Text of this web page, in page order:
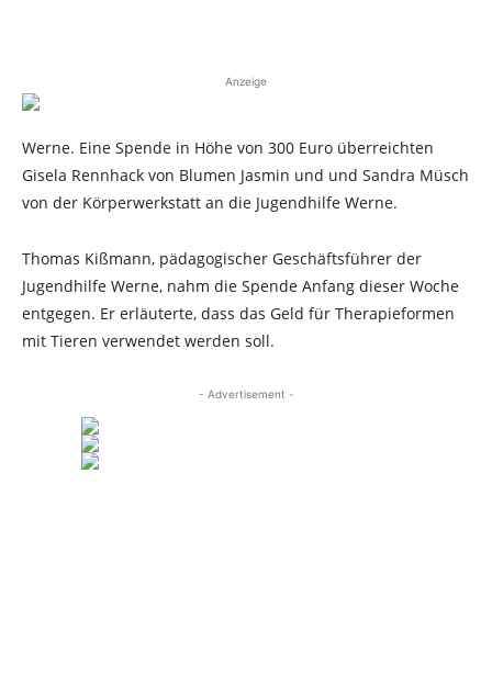
Anzeige
Werne. Eine Spende in Höhe von 300 Euro überreichten
Gisela Rennhack von Blumen Jasmin und und Sandra Müsch
von der Körperwerkstatt an die Jugendhilfe Werne.
Thomas Kißmann, pädagogischer Geschäftsführer der
Jugendhilfe Werne, nahm die Spende Anfang dieser Woche
entgegen. Er erläuterte, dass das Geld für Therapieformen
mit Tieren verwendet werden soll.
- Advertisement -